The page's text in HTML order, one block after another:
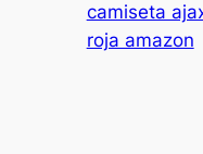
camiseta
roja amazon